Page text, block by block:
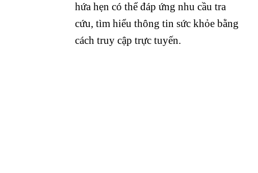
hứa hẹn có thể đáp ứng nhu cầu tra
cứu, tìm hiểu thông tin sức khỏe bằng
cách truy cập trực tuyến.